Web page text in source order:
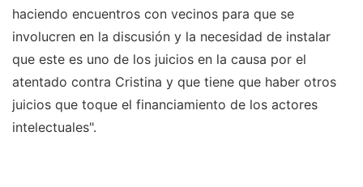
haciendo encuentros con vecinos para que se
involucren en la discusión y la necesidad de instalar
que este es uno de los juicios en la causa por el
atentado contra Cristina y que tiene que haber otros
juicios que toque el financiamiento de los actores
intelectuales".